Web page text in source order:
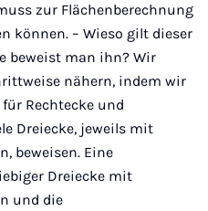
zur Flächenberechnung
können. – Wieso gilt dieser
beweist man ihn? Wir
nähern, indem wir
Rechtecke und
Dreiecke, jeweils mit
beweisen. Eine
Dreiecke mit
und die